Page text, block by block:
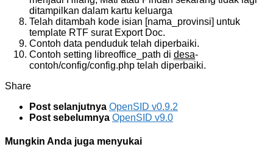
ditampilkan dalam kartu keluarga
Telah ditambah kode isian [nama_provinsi] untuk
template RTF surat Export Doc.
Contoh data penduduk telah diperbaiki.
Contoh setting libreoffice_path di desa-
contoh/config/config.php telah diperbaiki.
Share
Post selanjutnya OpenSID v0.9.2
Post sebelumnya OpenSID v9.0
Mungkin Anda juga menyukai